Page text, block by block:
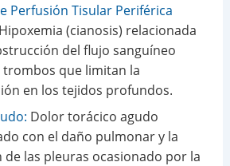
Perfusión Tisular Periférica
Hipoxemia (cianosis) relacionada
del flujo sanguíneo
trombos que limitan la
en los tejidos profundos.
Dolor torácico agudo
con el daño pulmonar y la
las pleuras ocasionado por la